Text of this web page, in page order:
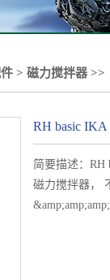
> 磁力搅拌器>>
RH basic
简要描述： RH
磁力搅拌器，